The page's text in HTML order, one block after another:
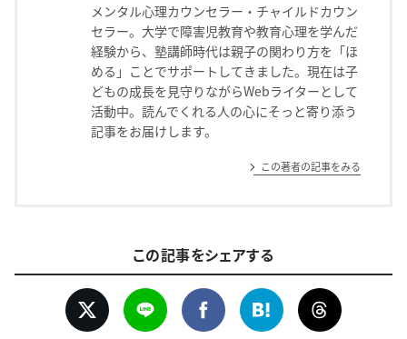
メンタル心理カウンセラー・チャイルドカウン
セラー。大学で障害児教育や教育心理を学んだ
経験から、塾講師時代は親子の関わり方を「ほ
める」ことでサポートしてきました。現在は子
どもの成長を見守りながらWebライターとして
活動中。読んでくれる人の心にそっと寄り添う
記事をお届けします。
この著者の記事をみる
この記事をシェアする